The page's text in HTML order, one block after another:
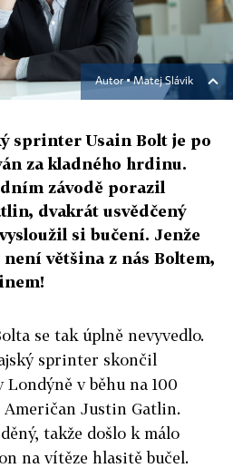
Autor ▪Matej Slávik
sprinter Usain Bolt je po
za kladného hrdinu.
závodě porazil
dvakrát usvědčený
si bučení. Jenže
většina z nás Boltem,
se tak úplně nevyvedlo.
sprinter skončil
v běhu na 100
Justin Gatlin.
takže došlo k málo
na vítěze hlasitě bučel.